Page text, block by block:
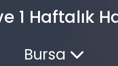
1 Haftalık
Bursa